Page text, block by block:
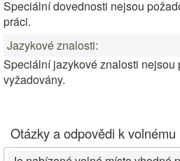
Speciální dovednosti nejsou
práci.
Jazykové znalosti:
Speciální jazykové znalosti nejsou
vyžadovány.
Otázky a odpovědi k